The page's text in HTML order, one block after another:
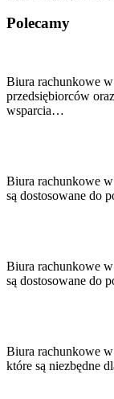
Polecamy
Biura rachunkowe
przedsiębiorców
wsparcia…
Biura rachunkowe
są dostosowane do
Biura rachunkowe
są dostosowane do
Biura rachunkowe
które są niezbędne
wpisu